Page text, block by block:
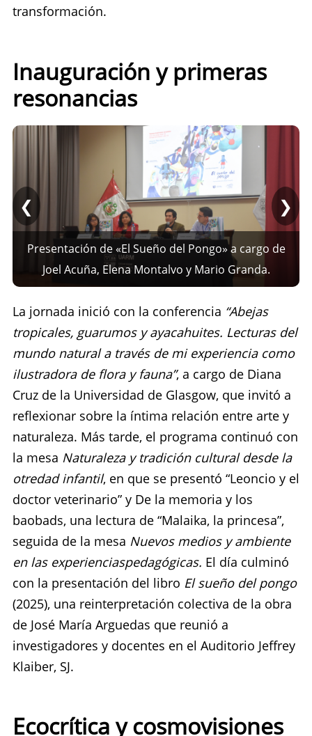
transformación.
Inauguración y primeras
resonancias
Presentación de «El Sueño del Pongo» a cargo de
Joel Acuña, Elena Montalvo y Mario Granda.
❮ ❯
La jornada inició con la conferencia “Abejas
tropicales, guarumos y ayacahuites. Lecturas del
mundo natural a través de mi experiencia como
ilustradora de flora y fauna”, a cargo de Diana
Cruz de la Universidad de Glasgow, que invitó a
reflexionar sobre la íntima relación entre arte y
naturaleza. Más tarde, el programa continuó con
la mesa Naturaleza y tradición cultural desde la
otredad infantil, en que se presentó “Leoncio y el
doctor veterinario” y De la memoria y los
baobads, una lectura de “Malaika, la princesa”,
seguida de la mesa Nuevos medios y ambiente
en las experienciaspedagógicas. El día culminó
con la presentación del libro El sueño del pongo
(2025), una reinterpretación colectiva de la obra
de José María Arguedas que reunió a
investigadores y docentes en el Auditorio Jeffrey
Klaiber, SJ.
Ecocrítica y cosmovisiones